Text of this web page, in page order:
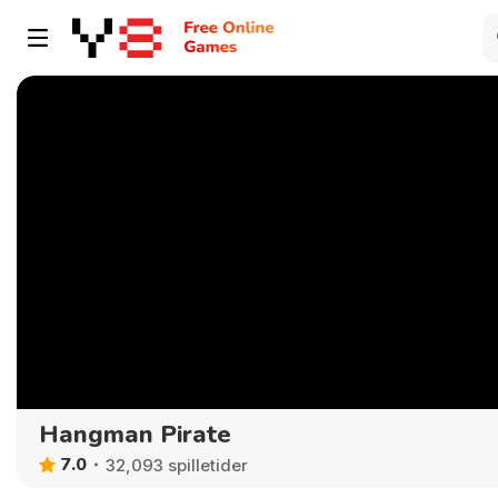
Hangman Pirate
7.0 32,093 spilletider